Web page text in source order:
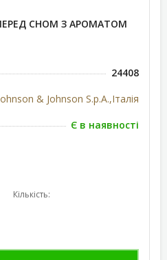
СНОМ З АРОМАТОМ
24408
& Johnson S.p.A.,Італія
Є в наявності
Кількість: